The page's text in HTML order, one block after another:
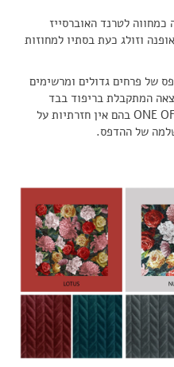
כמחווה לטרנד האוברסייז
וזולג כעת בסתיו למחוזות
של פרחים גדולים ומרשימים
המתקבלת בריפוד בבד
הייחודי הזה, היא פריטים ONE OF A KIND בהם אין חזרתיות על
של ההדפס.